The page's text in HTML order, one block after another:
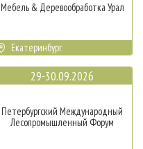
Мебель & Деревообработка Урал
Екатеринбург
29-30.09.2026
Петербургский Международный
Лесопромышленный Форум